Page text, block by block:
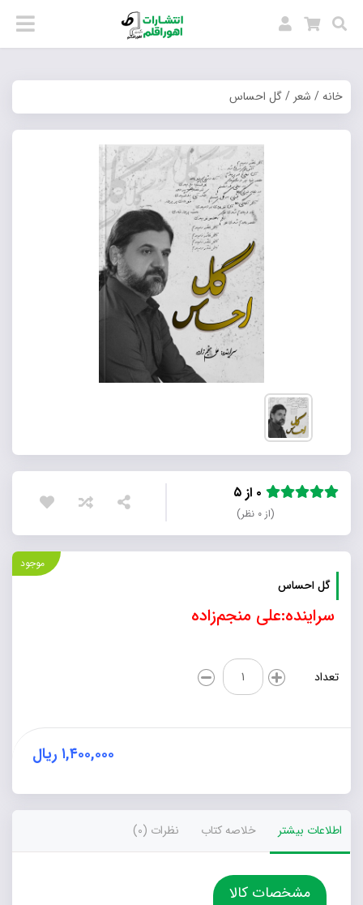
خانه/ شعر / گل احساس
(از ۰ نظر)
موجود
گل احساس
سراینده:علی منجم‌زاده
تعداد
گل
احساس
عدد
۱,۴۰۰,۰۰۰ ریال
اطلاعات بیشتر خلاصه کتاب نظرات (0)
مشخصات کالا